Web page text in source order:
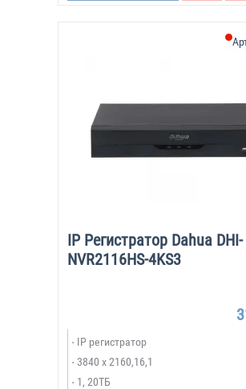
IP Регистратор Dahua DHI-
NVR2116HS-4KS3
IP регистратор
3840 x 2160,16,1
1, 20ТБ